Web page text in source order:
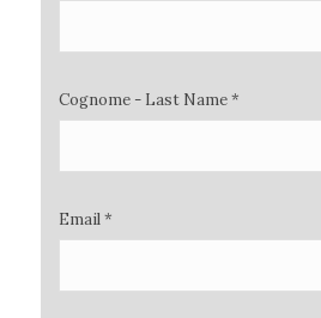
Cognome - Last Name *
Email *